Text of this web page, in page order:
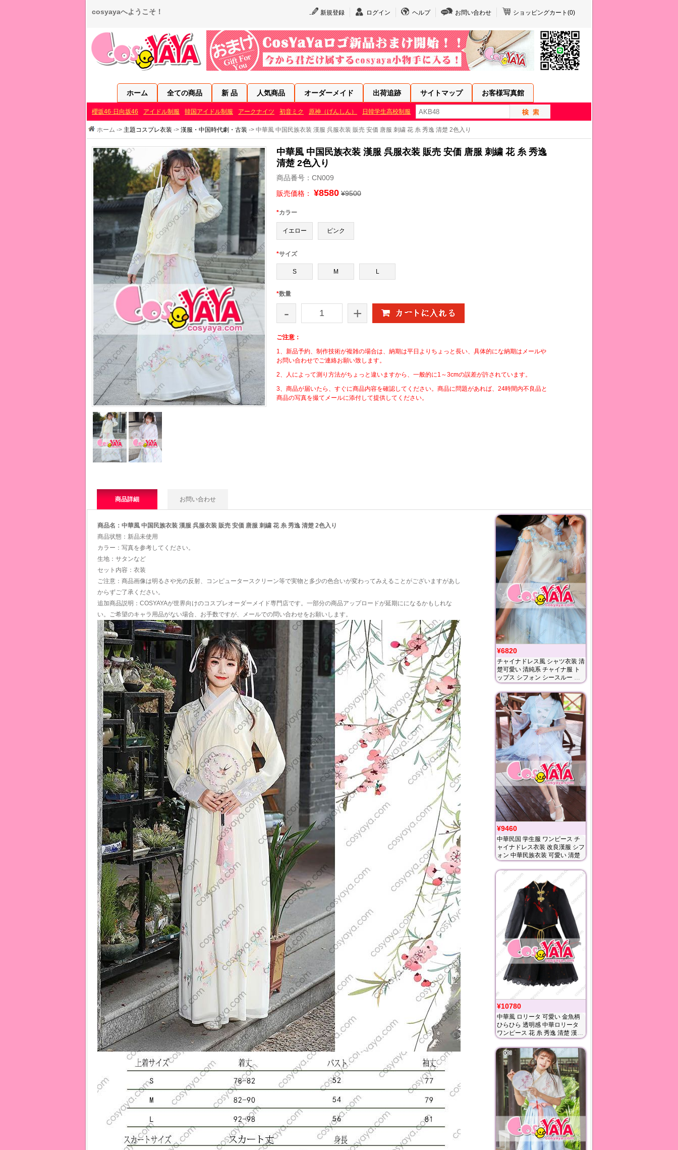
cosyayaへようこそ！ 新規登録 ログイン ヘルプ お問い合わせ ショッピングカート(0)
ホーム 全ての商品 新 品 人気商品 オーダーメイド 出荷追跡 サイトマップ お客様写真館
櫻坂46·日向坂46 アイドル制服 韓国アイドル制服 アークナイツ 初音ミク 原神（げんしん） 日韓学生高校制服
ホーム -> 主題コスプレ衣装 -> 漢服・中国時代劇・古装 -> 中華風 中国民族衣装 漢服 呉服衣装 販売 安価 唐服 刺繍 花 糸 秀逸 清楚 2色入り
中華風 中国民族衣装 漢服 呉服衣装 販売 安価 唐服 刺繍 花 糸 秀逸
清楚 2色入り
商品番号：CN009
販売価格： ¥8580 ¥9500
*カラー
イエロー ピンク
*サイズ
S M L
*数量
- +
ご注意：
1、新品予約、制作技術が複雑の場合は、納期は平日よりちょっと長い、具体的にな納期はメールや
お問い合わせでご連絡お願い致します。
2、人によって測り方法がちょっと違いますから、一般的に1～3cmの誤差が許されています。
3、商品が届いたら、すぐに商品内容を確認してください。商品に問題があれば、24時間内不良品と
商品の写真を撮てメールに添付して提供してください。
商品詳細 お問い合わせ
商品名：中華風 中国民族衣装 漢服 呉服衣装 販売 安価 唐服 刺繍 花 糸 秀逸 清楚 2色入り
商品状態：新品未使用
カラー：写真を参考してください。
生地：サタンなど
セット内容：衣装
ご注意：商品画像は明るさや光の反射、コンピュータースクリーン等で実物と多少の色合いが変わってみえることがございますがあし
からずご了承ください。
追加商品説明：COSYAYAが世界向けのコスプレオーダーメイド専門店です。一部分の商品アップロードが延期にになるかもしれな
い。ご希望のキャラ用品がない場合、お手数ですが、メールでの問い合わせをお願いします。
¥6820
チャイナドレス風 シャツ衣装 清
楚可愛い 清純系 チャイナ服 ト
ップス シフォン シースルー 刺
繍 レース
¥9460
中華民国 学生服 ワンピース チ
ャイナドレス衣装 改良漢服 シフ
ォン 中華民族衣装 可愛い 清楚
¥10780
中華風 ロリータ 可愛い 金魚柄
ひらひら 透明感 中華ロリータ
ワンピース 花 糸 秀逸 清楚 漢服
呉服 唐服